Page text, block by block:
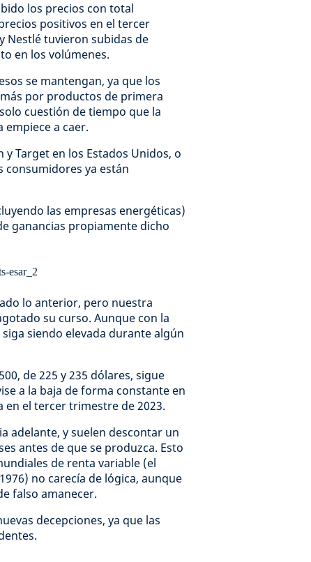
los precios con total
positivos en el tercer
Nestlé tuvieron subidas de
en los volúmenes.
se mantengan, ya que los
por productos de primera
cuestión de tiempo que la
empiece a caer.
Target en los Estados Unidos, o
consumidores ya están
las empresas energéticas)
ganancias propiamente dicho
lo anterior, pero nuestra
su curso. Aunque con la
siendo elevada durante algún
de 225 y 235 dólares, sigue
a la baja de forma constante en
en el tercer trimestre de 2023.
adelante, y suelen descontar un
antes de que se produzca. Esto
de renta variable (el
no carecía de lógica, aunque
falso amanecer.
decepciones, ya que las